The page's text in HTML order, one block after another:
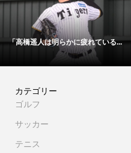
可解だ... 「48時間以内にサイン
カテゴリー
ゴルフ
サッカー
テニス